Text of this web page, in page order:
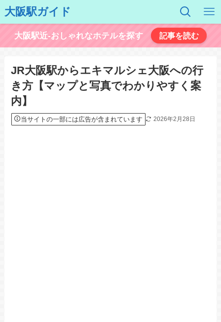
大阪駅ガイド
大阪駅近-おしゃれなホテルを探す 記事を読む
JR大阪駅からエキマルシェ大阪への行
き方【マップと写真でわかりやすく案
内】
当サイトの一部には広告が含まれています 2026年2月28日